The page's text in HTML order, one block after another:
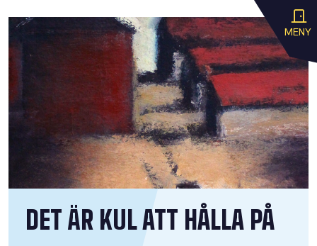
MENY
DET ÄR KUL ATT HÅLLA PÅ